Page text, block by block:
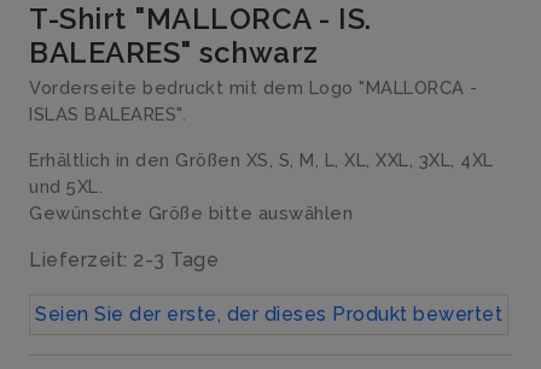
T-Shirt "MALLORCA - IS.
BALEARES" schwarz
Vorderseite bedruckt mit dem Logo "MALLORCA -
ISLAS BALEARES".
Erhältlich in den Größen XS, S, M, L, XL, XXL, 3XL, 4XL
und 5XL.
Gewünschte Größe bitte auswählen
Lieferzeit: 2-3 Tage
Seien Sie der erste, der dieses Produkt bewertet